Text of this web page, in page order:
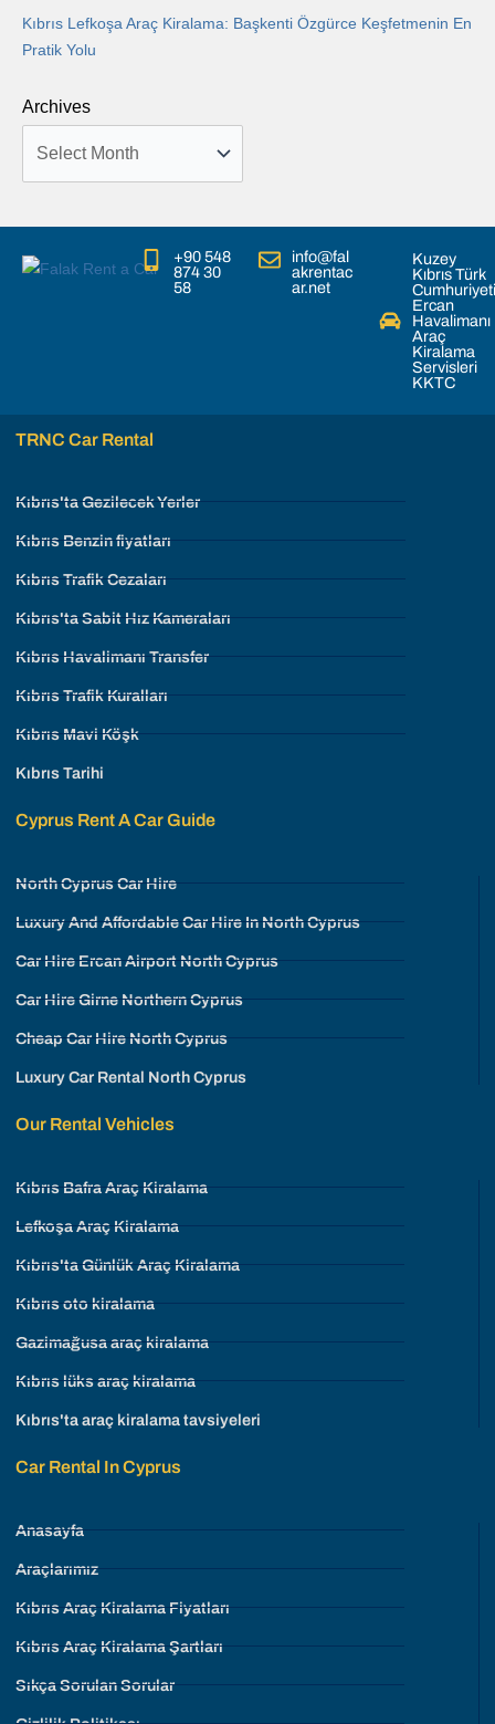
Kıbrıs Lefkoşa Araç Kiralama: Başkenti Özgürce Keşfetmenin En
Pratik Yolu
Archives
+90 548
874 30
58
info@fal
akrentac
ar.net
Kuzey
Kıbrıs Türk
Cumhuriyeti
Ercan
Havalimanı
Araç
Kiralama
Servisleri
KKTC
Car Rental In Cyprus
Anasayfa
Araçlarımız
Kıbrıs Araç Kiralama Fiyatları
Kıbrıs Araç Kiralama Şartları
Sıkça Sorulan Sorular
Our Rental Vehicles
Kıbrıs Bafra Araç Kiralama
Lefkoşa Araç Kiralama
Kıbrıs'ta Günlük Araç Kiralama
Kıbrıs oto kiralama
Gazimağusa araç kiralama
Kıbrıs lüks araç kiralama
Kıbrıs'ta araç kiralama tavsiyeleri
Cyprus Rent A Car Guide
North Cyprus Car Hire
Luxury And Affordable Car Hire In North Cyprus
Car Hire Ercan Airport North Cyprus
Car Hire Girne Northern Cyprus
Cheap Car Hire North Cyprus
Luxury Car Rental North Cyprus
TRNC Car Rental
Kıbrıs'ta Gezilecek Yerler
Kıbrıs Benzin fiyatları
Kıbrıs Trafik Cezaları
Kıbrıs'ta Sabit Hız Kameraları
Kıbrıs Havalimanı Transfer
Kıbrıs Trafik Kuralları
Kıbrıs Mavi Köşk
Kıbrıs Tarihi